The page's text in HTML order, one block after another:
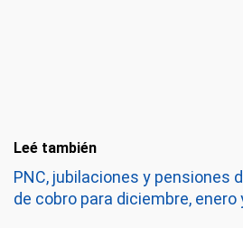
Leé también
PNC, jubilaciones y pensiones
de cobro para diciembre, enero